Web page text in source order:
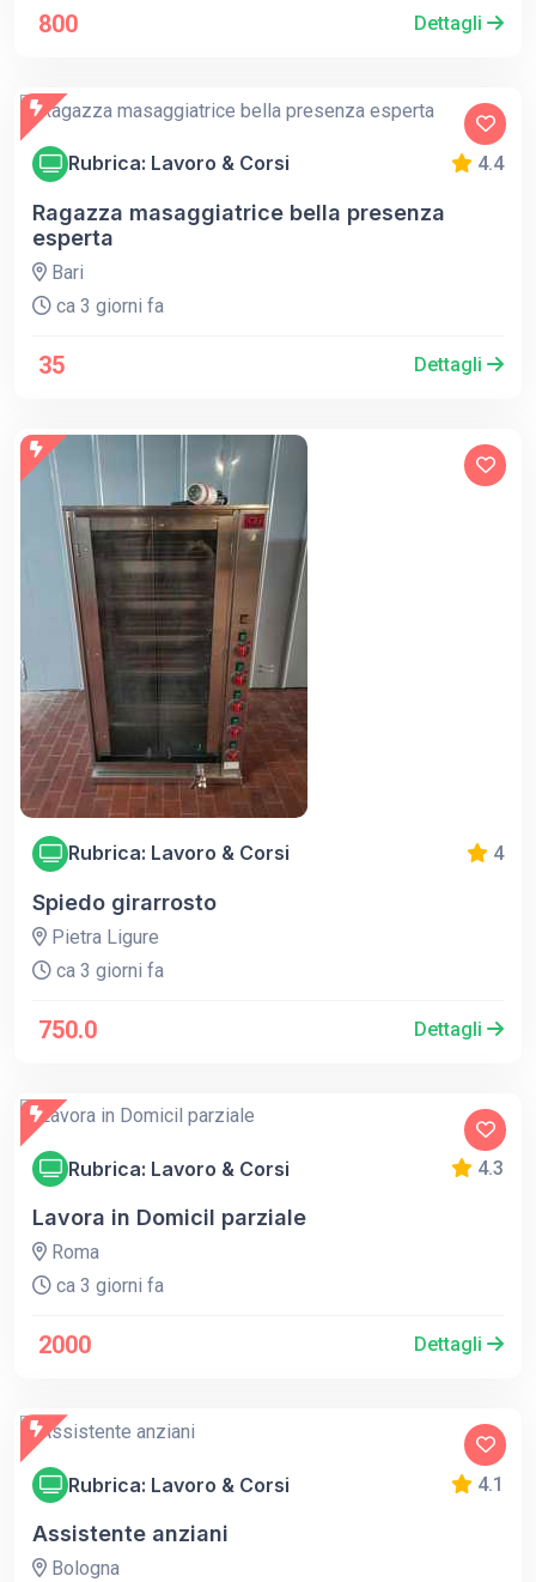
800 Dettagli
Rubrica: Lavoro & Corsi 4.4
Ragazza masaggiatrice bella presenza
esperta
Bari
ca 3 giorni fa
35 Dettagli
Rubrica: Lavoro & Corsi 4
Spiedo girarrosto
Pietra Ligure
ca 3 giorni fa
750.0 Dettagli
Rubrica: Lavoro & Corsi 4.3
Lavora in Domicil parziale
Roma
ca 3 giorni fa
2000 Dettagli
Rubrica: Lavoro & Corsi 4.1
Assistente anziani
Bologna